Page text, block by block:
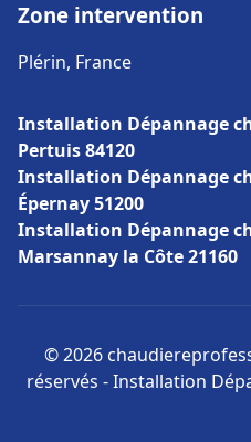
Zone intervention
Plérin, France
Installation Dépannage
Pertuis 84120
Installation Dépannage
Épernay 51200
Installation Dépannage
Marsannay la Côte 21160
© 2026
réservés - Installation